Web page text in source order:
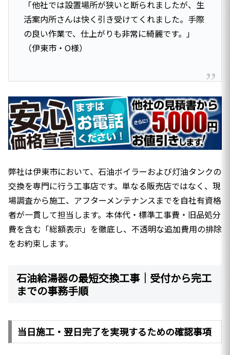
「他社では設置場所が狭いと断られましたが、生
活案内所さんは快く引き受けてくれました。手際
の良い作業で、仕上がりも非常に綺麗です。」
（伊東市・O様）
弊社は伊東市において、石油ボイラーおよび灯油タンクの
交換を専門に行う工事店です。単なる販売店ではなく、現
場調査から施工、アフターメンテナンスまでを自社有資格
者が一貫して担当します。本体代・標準工事費・旧品処分
費を含む「総額表示」を徹底し、不透明な追加費用の排除
をお約束します。
石油給湯器の最短交換工事｜受付から完工
までの事務手順
当日施工・翌日完了を実現するための確認事項